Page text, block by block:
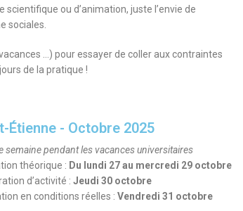
ou d’animation, juste l’envie de
sociales.
…) pour essayer de coller aux contraintes
de la pratique !
Étienne - Octobre 2025
semaine pendant les vacances universitaires
théorique : Du lundi 27 au mercredi 29 octobre
d’activité : Jeudi 30 octobre
en conditions réelles : Vendredi 31 octobre